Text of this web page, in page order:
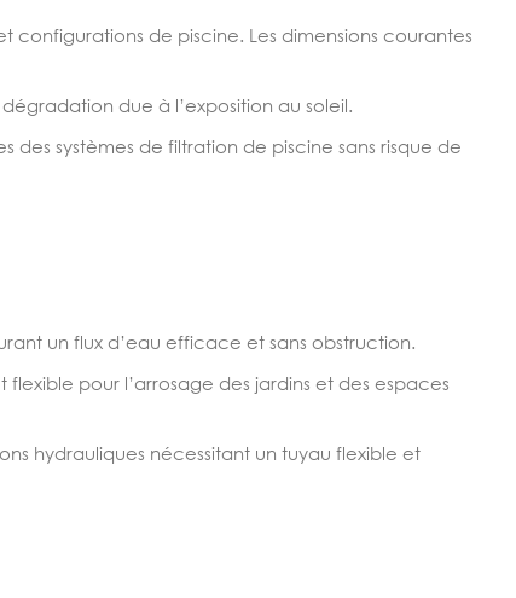
configurations de piscine. Les dimensions courantes
due à l’exposition au soleil.
des systèmes de filtration de piscine sans risque de
un flux d’eau efficace et sans obstruction.
pour l’arrosage des jardins et des espaces
hydrauliques nécessitant un tuyau flexible et